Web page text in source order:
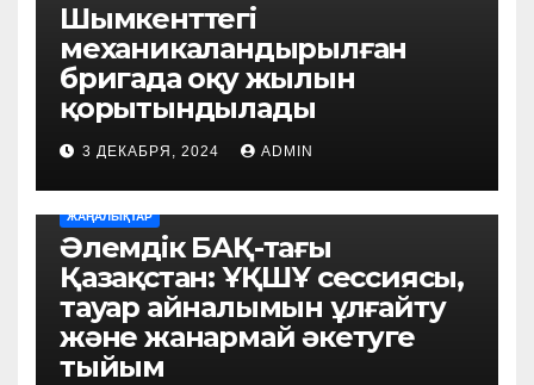
Шымкенттегі
механикаландырылған
бригада оқу жылын
қорытындылады
3 ДЕКАБРЯ, 2024 ADMIN
ЖАҢАЛЫҚТАР
Әлемдік БАҚ-тағы
Қазақстан: ҰҚШҰ сессиясы,
тауар айналымын ұлғайту
және жанармай әкетуге
тыйым